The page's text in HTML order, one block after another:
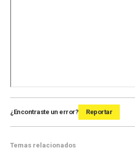
¿Encontraste un error? Reportar
Temas relacionados